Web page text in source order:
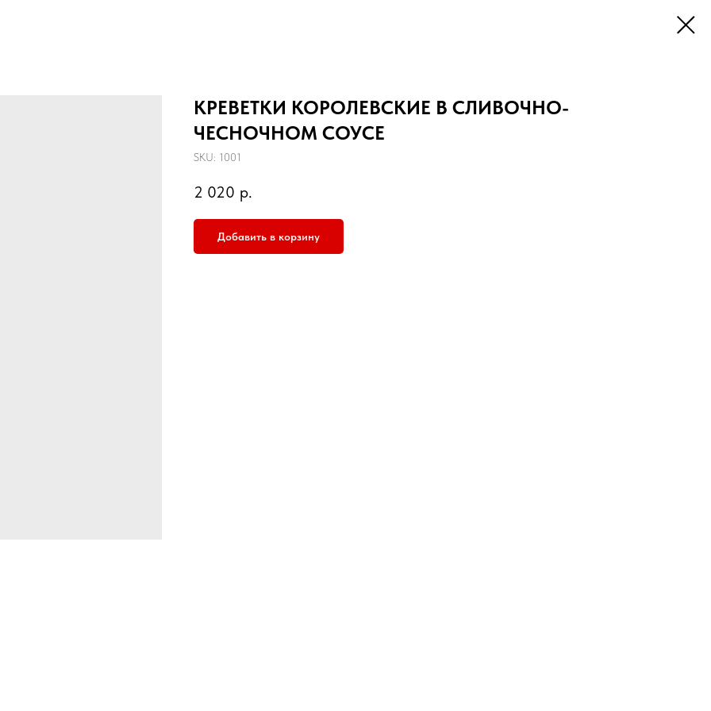
КРЕВЕТКИ КОРОЛЕВСКИЕ В СЛИВОЧНО-
ЧЕСНОЧНОМ СОУСЕ
SKU: 1001
2 020 р.
Добавить в корзину